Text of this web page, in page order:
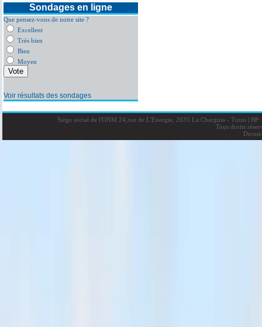
Sondages en ligne
Que pensez-vous de notre site ?
Excellent
Très bien
Bien
Moyen
Voir résultats des sondages
Siège social de l'ONM 24,rue de L'Energie, 2035 La Charguia - Tunis |BP:
Tous droits